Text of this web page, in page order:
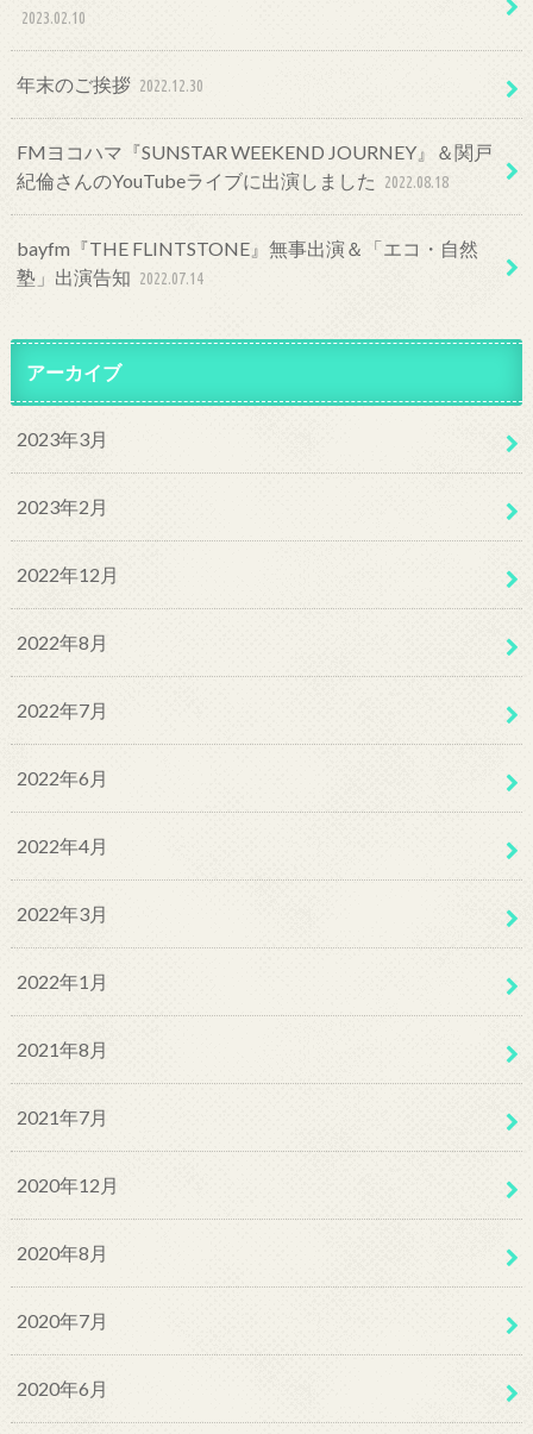
2023.02.10
年末のご挨拶 2022.12.30
FMヨコハマ『SUNSTAR WEEKEND JOURNEY』＆関戸
紀倫さんのYouTubeライブに出演しました
2022.08.18
bayfm『THE FLINTSTONE』無事出演＆「エコ・自然
塾」出演告知 2022.07.14
アーカイブ
2023年3月
2023年2月
2022年12月
2022年8月
2022年7月
2022年6月
2022年4月
2022年3月
2022年1月
2021年8月
2021年7月
2020年12月
2020年8月
2020年7月
2020年6月